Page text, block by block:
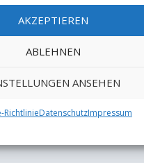
AKZEPTIEREN
ABLEHNEN
ANSEHEN
RichtlinieDatenschutzImpressum
EINE ANTWORT
Adresse wird nicht
Erforderliche Felder